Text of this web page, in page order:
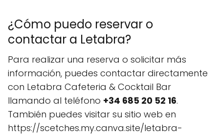
¿Cómo puedo reservar o
contactar a Letabra?
Para realizar una reserva o solicitar más
información, puedes contactar directamente
con Letabra Cafeteria & Cocktail Bar
llamando al teléfono +34 685 20 52 16.
También puedes visitar su sitio web en
https://scetches.my.canva.site/letabra-